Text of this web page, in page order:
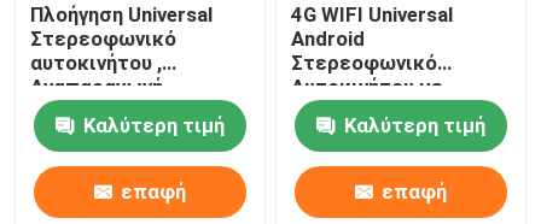
Πλοήγηση Universal
Στερεοφωνικό
αυτοκινήτου ,
Αναπαραγωγή
πολυμέσων με οθόνη
αφής 1920 × 720 IPS
Καλύτερη τιμή
επαφή
4G WIFI Universal
Android
Στερεοφωνικό
Αυτοκινήτου με
Πλήρης Εφαρμογή
Οθόνης OBD2 DSP
CarPlay
Καλύτερη τιμή
επαφή